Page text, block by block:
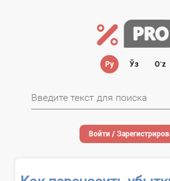
Ру Ўз Oʻz
Войти /